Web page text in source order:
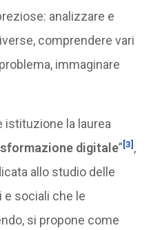
analizzare e
comprendere vari
immaginare
istituzione la laurea
digitale”[3] ,
allo studio delle
sociali che le
si propone come